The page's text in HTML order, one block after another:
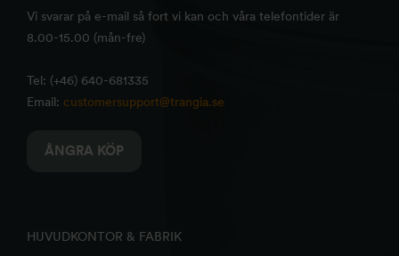
Vi svarar på e-mail så fort vi kan och våra telefontider är
8.00-15.00 (mån-fre)
Tel: (+46) 640-681335
Email: customersupport@trangia.se
ÅNGRA KÖP
HUVUDKONTOR & FABRIK